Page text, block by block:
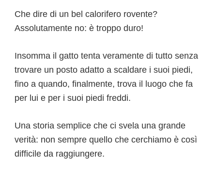
Che dire di un bel calorifero rovente?
Assolutamente no: è troppo duro!
Insomma il gatto tenta veramente di tutto senza
trovare un posto adatto a scaldare i suoi piedi,
fino a quando, finalmente, trova il luogo che fa
per lui e per i suoi piedi freddi.
Una storia semplice che ci svela una grande
verità: non sempre quello che cerchiamo è così
difficile da raggiungere.